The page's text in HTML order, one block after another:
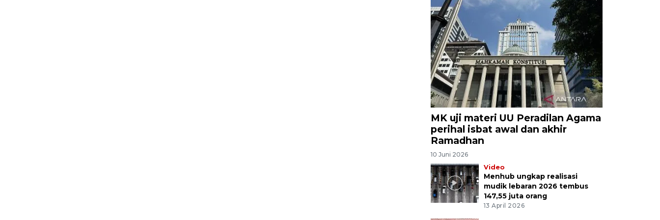
MK uji materi UU Peradilan Agama
perihal isbat awal dan akhir
Ramadhan
10 Juni 2026
Video
Menhub ungkap realisasi
mudik lebaran 2026 tembus
147,55 juta orang
13 April 2026